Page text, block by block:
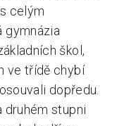
celým
gymnázia
škol,
ve třídě chybí
dopředu.
druhém stupni